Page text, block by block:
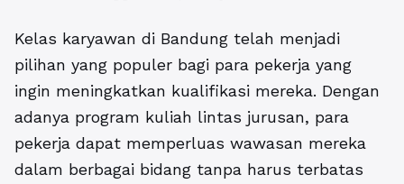
Kelas karyawan di Bandung telah menjadi
pilihan yang populer bagi para pekerja yang
ingin meningkatkan kualifikasi mereka. Dengan
adanya program kuliah lintas jurusan, para
pekerja dapat memperluas wawasan mereka
dalam berbagai bidang tanpa harus terbatas